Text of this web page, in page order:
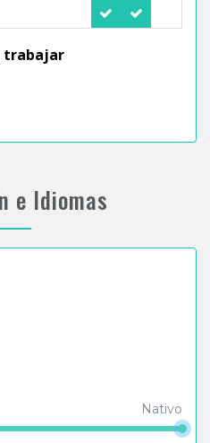
trabajar
e Idiomas
Nativo